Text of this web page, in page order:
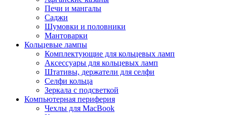
Печи и мангалы
Саджи
Шумовки и половники
Мантоварки
Кольцевые лампы
Комплектующие для кольцевых ламп
Аксессуары для кольцевых ламп
Штативы, держатели для селфи
Селфи кольца
Зеркала с подсветкой
Компьютерная периферия
Чехлы для MacBook